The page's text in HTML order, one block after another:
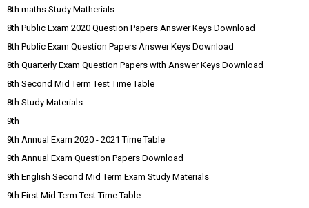
8th maths Study Matherials
8th Public Exam 2020 Question Papers Answer Keys Download
8th Public Exam Question Papers Answer Keys Download
8th Quarterly Exam Question Papers with Answer Keys Download
8th Second Mid Term Test Time Table
8th Study Materials
9th
9th Annual Exam 2020 - 2021 Time Table
9th Annual Exam Question Papers Download
9th English Second Mid Term Exam Study Materials
9th First Mid Term Test Time Table